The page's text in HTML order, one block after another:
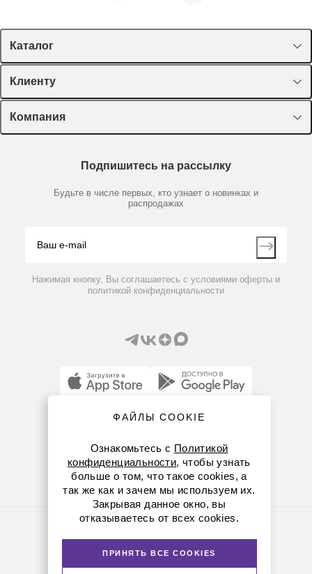
Каталог
Спецпредложения
Оборудование, приборы
Пластик, стекло, принадлежности
Химические реактивы, препараты, наборы
Производители
Клиенту
Лекторий Диаэм
Доставка и оплата
Мобильное приложение
Компания
Партнеры
Контакты
Подпишитесь на рассылку
Будьте в числе первых, кто узнает о новинках и
распродажах
Нажимая кнопку, Вы соглашаетесь с условиями оферты и
политикой конфиденциальности
8 (800) 234-05-08
+7 (843) 210-20-80
kazan@dia-m.ru
420111 ул. Профсоюзная, д.40-42, пом. № 8
Политика конфиденциальности
© Диаэм, 1988 — 2026. Все права защищены
Версия для печати
ФАЙЛЫ COOKIE
Ознакомьтесь с Политикой
конфиденциальности, чтобы узнать
больше о том, что такое cookies, а
так же как и зачем мы используем их.
Закрывая данное окно, вы
отказываетесь от всех cookies.
ПРИНЯТЬ ВСЕ COOKIES